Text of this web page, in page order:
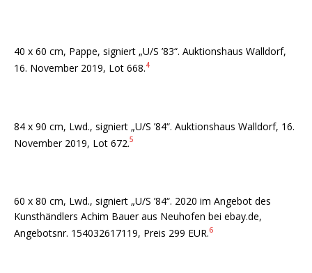
40 x 60 cm, Pappe, signiert „U/S ’83“. Auktionshaus Walldorf,
16. November 2019, Lot 668.4
84 x 90 cm, Lwd., signiert „U/S ’84“. Auktionshaus Walldorf, 16.
November 2019, Lot 672.5
60 x 80 cm, Lwd., signiert „U/S ’84“. 2020 im Angebot des
Kunsthändlers Achim Bauer aus Neuhofen bei ebay.de,
Angebotsnr. 154032617119, Preis 299 EUR.6